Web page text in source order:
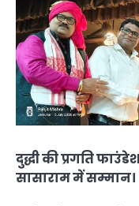
दुद्धी की प्रगति
सासाराम में सम्मान।